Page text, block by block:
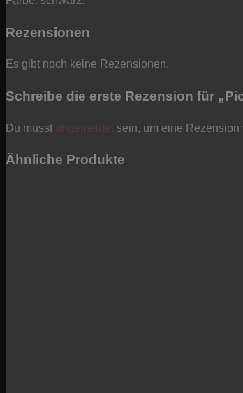
Rezensionen
Es gibt noch keine Rezensionen.
Schreibe die erste Rezension für
Du musst angemeldet sein, um eine
Ähnliche Produkte